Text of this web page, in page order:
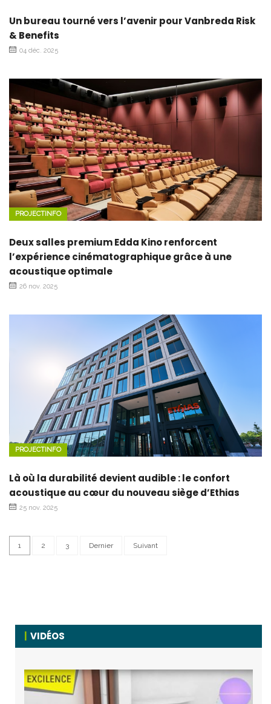
Un bureau tourné vers l’avenir pour Vanbreda Risk
& Benefits
04 déc. 2025
PROJECTINFO
Deux salles premium Edda Kino renforcent
l’expérience cinématographique grâce à une
acoustique optimale
26 nov. 2025
PROJECTINFO
Là où la durabilité devient audible : le confort
acoustique au cœur du nouveau siège d’Ethias
25 nov. 2025
1 2 3 Dernier Suivant
VIDÉOS